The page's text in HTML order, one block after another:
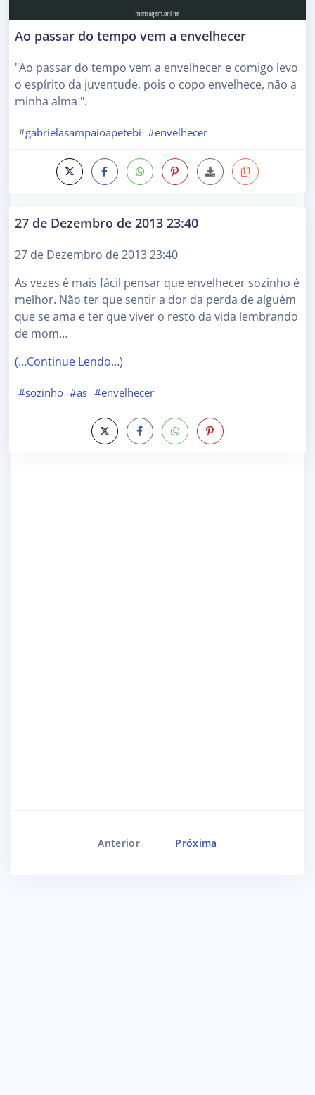
Ao passar do tempo vem a envelhecer
"Ao passar do tempo vem a envelhecer e comigo levo
o espírito da juventude, pois o copo envelhece, não a
minha alma ".
#gabrielasampaioapetebi #envelhecer
27 de Dezembro de 2013 23:40
27 de Dezembro de 2013 23:40
As vezes é mais fácil pensar que envelhecer sozinho é
melhor. Não ter que sentir a dor da perda de alguém
que se ama e ter que viver o resto da vida lembrando
de mom…
(…Continue Lendo…)
#sozinho #as #envelhecer
Anterior Próxima